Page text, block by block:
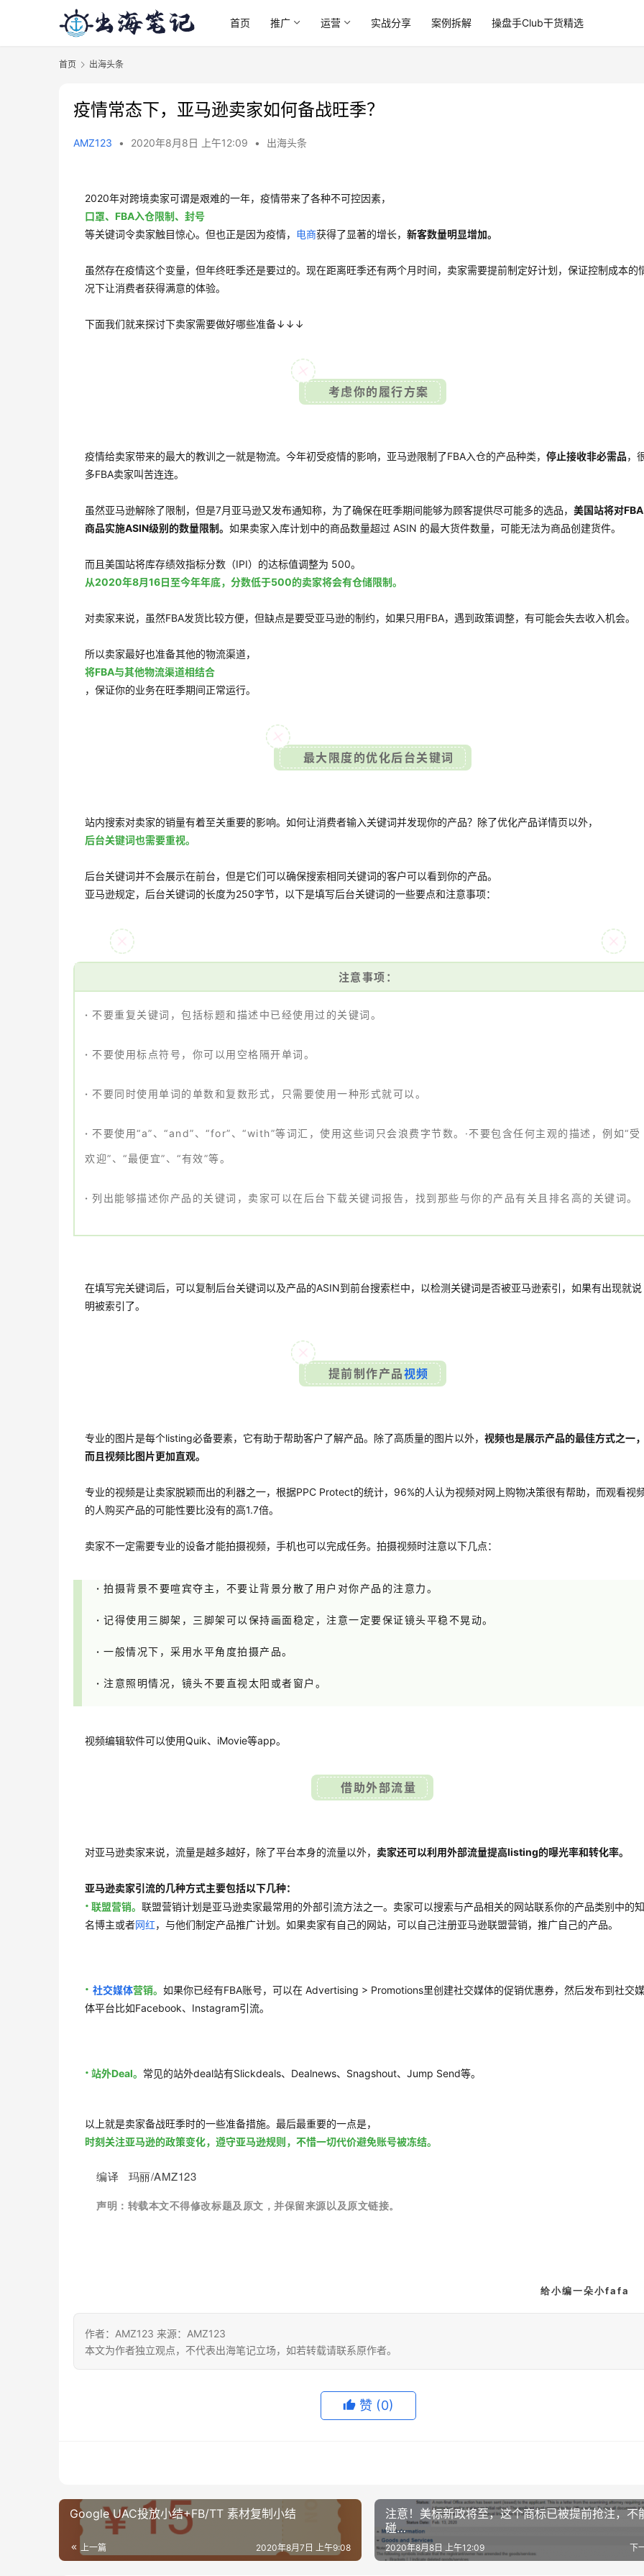
首页 推广 运营 实战分享 案例拆解 操盘手Club干货精选
首页 出海头条
疫情常态下，亚马逊卖家如何备战旺季？
AMZ123 • 2020年8月8日 上午12:09 • 出海头条
2020年对跨境卖家可谓是艰难的一年，疫情带来了各种不可控因素，
口罩、FBA入仓限制、封号
等关键词令卖家触目惊心。但也正是因为疫情， 电商获得了显著的增长， 新客数量明显增加。
虽然存在疫情这个变量，但年终旺季还是要过的。现在距离旺季还有两个月时间，卖家需要提前制定好计划，保证控制成本的
况下让消费者获得满意的体验。
下面我们就来探讨下卖家需要做好哪些准备↓↓↓
考虑你的履行方案
疫情给卖家带来的最大的教训之一就是物流。今年初受疫情的影响，亚马逊限制了FBA入仓的产品种类， 停止接收非必需品，
多FBA卖家叫苦连连。
虽然亚马逊解除了限制，但是7月亚马逊又发布通知称，为了确保在旺季期间能够为顾客提供尽可能多的选品， 美国站将对FBA
商品实施ASIN级别的数量限制。 如果卖家入库计划中的商品数量超过 ASIN 的最大货件数量，可能无法为商品创建货件。
而且美国站将库存绩效指标分数（IPI）的达标值调整为 500。
从2020年8月16日至今年年底，分数低于500的卖家将会有仓储限制。
对卖家来说，虽然FBA发货比较方便，但缺点是要受亚马逊的制约，如果只用FBA，遇到政策调整，有可能会失去收入机会。
所以卖家最好也准备其他的物流渠道，
将FBA与其他物流渠道相结合
，保证你的业务在旺季期间正常运行。
最大限度的优化后台关键词
站内搜索对卖家的销量有着至关重要的影响。如何让消费者输入关键词并发现你的产品？除了优化产品详情页以外，
后台关键词也需要重视。
后台关键词并不会展示在前台，但是它们可以确保搜索相同关键词的客户可以看到你的产品。
亚马逊规定，后台关键词的长度为250字节，以下是填写后台关键词的一些要点和注意事项：
注意事项：
· 不要重复关键词，包括标题和描述中已经使用过的关键词。
· 不要使用标点符号，你可以用空格隔开单词。
· 不要同时使用单词的单数和复数形式，只需要使用一种形式就可以。
· 不要使用“a”、“and”、“for”、“with”等词汇，使用这些词只会浪费字节数。·不要包含任何主观的描述，例如“受
欢迎”、“最便宜”、“有效”等。
· 列出能够描述你产品的关键词，卖家可以在后台下载关键词报告，找到那些与你的产品有关且排名高的关键词。
在填写完关键词后，可以复制后台关键词以及产品的ASIN到前台搜索栏中，以检测关键词是否被亚马逊索引，如果有出现就说
明被索引了。
提前制作产品视频
专业的图片是每个listing必备要素，它有助于帮助客户了解产品。除了高质量的图片以外， 视频也是展示产品的最佳方式之一
而且视频比图片更加直观。
专业的视频是让卖家脱颖而出的利器之一，根据PPC Protect的统计，96%的人认为视频对网上购物决策很有帮助，而观看视
的人购买产品的可能性要比没有的高1.7倍。
卖家不一定需要专业的设备才能拍摄视频，手机也可以完成任务。拍摄视频时注意以下几点：
· 拍摄背景不要喧宾夺主，不要让背景分散了用户对你产品的注意力。
· 记得使用三脚架，三脚架可以保持画面稳定，注意一定要保证镜头平稳不晃动。
· 一般情况下，采用水平角度拍摄产品。
· 注意照明情况，镜头不要直视太阳或者窗户。
视频编辑软件可以使用Quik、iMovie等app。
借助外部流量
对亚马逊卖家来说，流量是越多越好，除了平台本身的流量以外， 卖家还可以利用外部流量提高listing的曝光率和转化率。
亚马逊卖家引流的几种方式主要包括以下几种：
· 联盟营销。 联盟营销计划是亚马逊卖家最常用的外部引流方法之一。卖家可以搜索与产品相关的网站联系你的产品类别中的知
名博主或者网红，与他们制定产品推广计划。如果卖家有自己的网站，可以自己注册亚马逊联盟营销，推广自己的产品。
· 社交媒体营销。 如果你已经有FBA账号，可以在 Advertising > Promotions里创建社交媒体的促销优惠券，然后发布到社交媒
体平台比如Facebook、Instagram引流。
· 站外Deal。 常见的站外deal站有Slickdeals、Dealnews、Snagshout、Jump Send等。
以上就是卖家备战旺季时的一些准备措施。最后最重要的一点是，
时刻关注亚马逊的政策变化，遵守亚马逊规则，不惜一切代价避免账号被冻结。
编译 玛丽/AMZ123
声明： 转载本文不得修改标题及原文，并保留来源以及原文链接。
给小编一朵小fafa
作者：AMZ123 来源：AMZ123
本文为作者独立观点，不代表出海笔记立场，如若转载请联系原作者。
赞 (0)
Google UAC投放小结+FB/TT 素材复制小结
上一篇 2020年8月7日 上午9:08
注意！美标新政将至，这个商标已被提前抢注，不
碰…
下
2020年8月8日 上午12:09